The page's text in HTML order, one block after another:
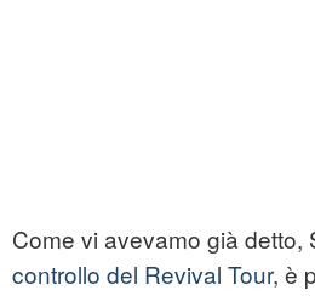
Come vi avevamo già detto,
controllo del Revival Tour, è